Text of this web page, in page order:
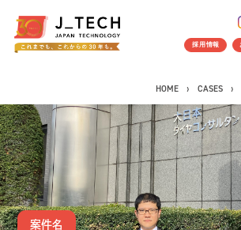
CONCEPT
コンセプト
SERVICE
採用情報
HOME CASES
案件名